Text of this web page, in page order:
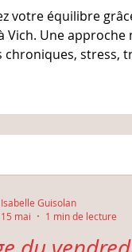
votre équilibre
Vich. Une
chroniques, stress,
Isabelle Guisolan
15 mai
1 min de lecture